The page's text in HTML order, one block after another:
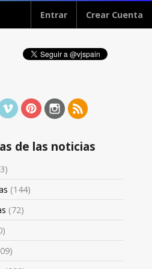
Entrar Crear Cuenta
de las noticias
(144)
(72)